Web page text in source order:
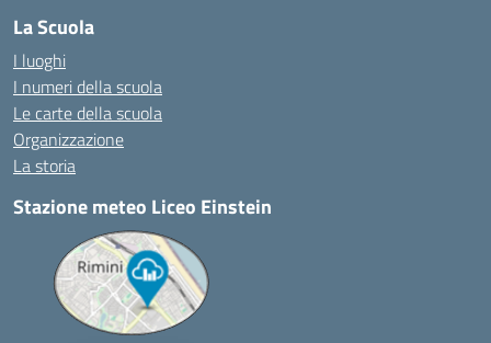
La Scuola
I luoghi
I numeri della scuola
Le carte della scuola
Organizzazione
La storia
Stazione meteo Liceo Einstein